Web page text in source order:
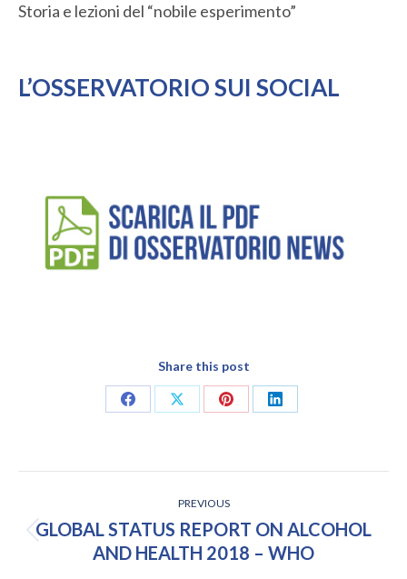
Storia e lezioni del “nobile esperimento”
L’OSSERVATORIO SUI SOCIAL
Share this post
Share
Share
Share
Share
NAVIGATION
PREVIOUS
Previous
post:
GLOBAL STATUS REPORT ON ALCOHOL
AND HEALTH 2018 – WHO